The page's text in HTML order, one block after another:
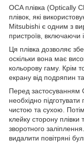
OCA плівка (Optically
плівок, які
Mitsubishi є одним з
пристроїв, включаючи
Ця плівка дозволяє
оскільки вона має
кольорову гаму. Крім
екрану від подряпин та
Перед застосуванням
необхідно
чистою та сухою.
клейку сторону плівки
зворотного
видалити повітряні